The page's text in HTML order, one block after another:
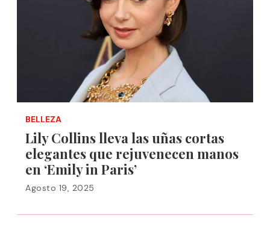
BELLEZA
Lily Collins lleva las uñas cortas
elegantes que rejuvenecen manos
en ‘Emily in Paris’
Agosto 19, 2025